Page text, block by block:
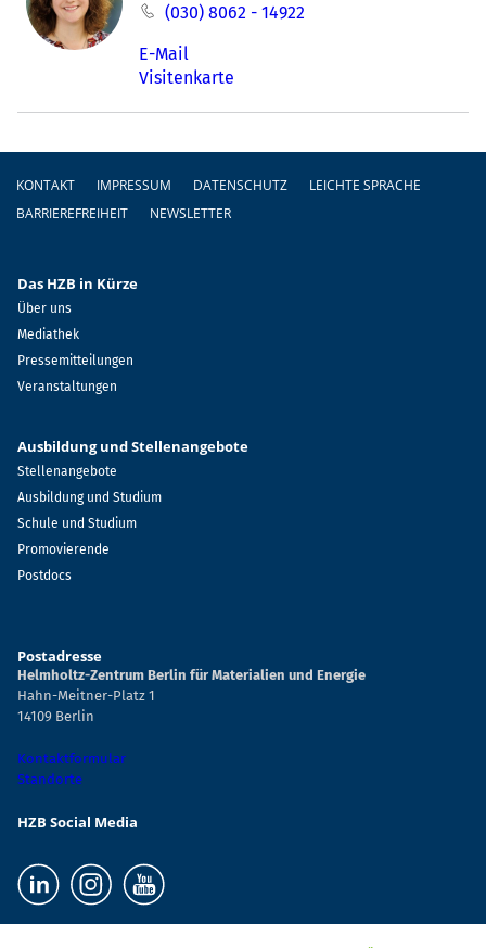
(030) 8062 - 14922
E-Mail
Visitenkarte
Fußzeile
KONTAKT IMPRESSUM DATENSCHUTZ
LEICHTE SPRACHE
BARRIEREFREIHEIT
NEWSLETTER
Das HZB in Kürze
Über uns
Mediathek
Pressemitteilungen
Veranstaltungen
Ausbildung und Stellenangebote
Stellenangebote
Ausbildung und Studium
Schule und Studium
Promovierende
Postdocs
Postadresse
Helmholtz-Zentrum Berlin für Materialien und Energie
Hahn-Meitner-Platz 1
14109 Berlin
Kontaktformular
Standorte
HZB Social Media